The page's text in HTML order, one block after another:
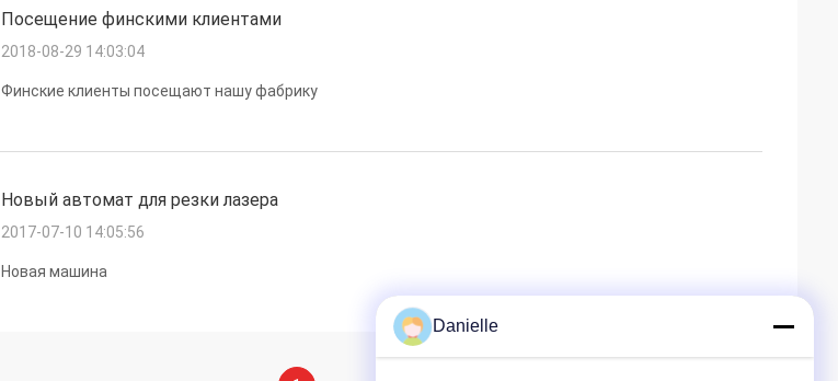
Посещение финскими клиентами
2018-08-29 14:03:04
Финские клиенты посещают нашу фабрику
Новый автомат для резки лазера
2017-07-10 14:05:56
Новая машина
Danielle